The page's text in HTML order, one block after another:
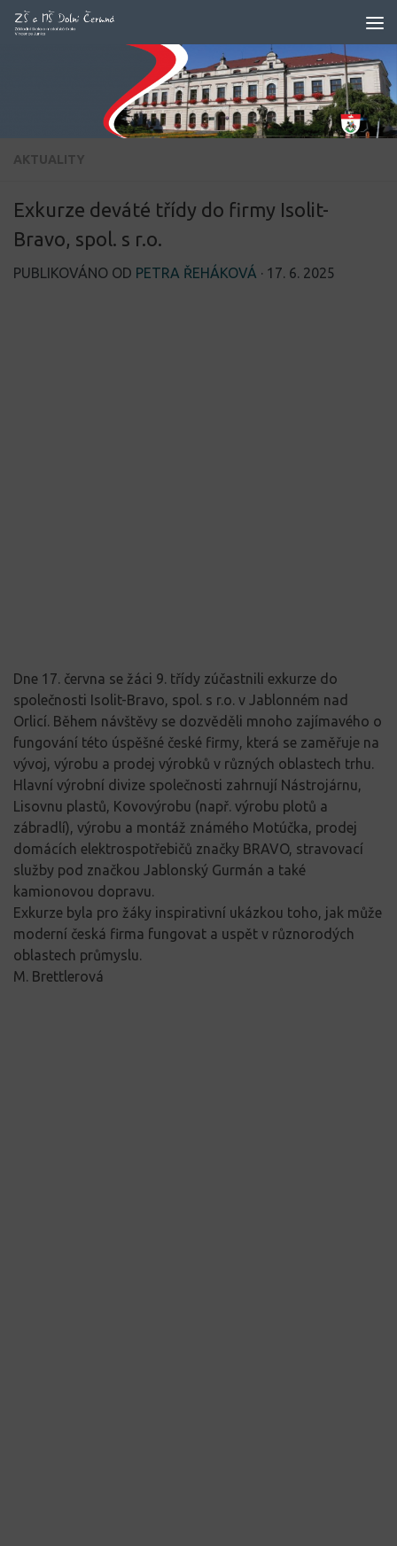
Skip to content
AKTUALITY
Exkurze deváté třídy do firmy Isolit-
Bravo, spol. s r.o.
PUBLIKOVÁNO OD PETRA ŘEHÁKOVÁ · 17. 6. 2025
Dne 17. června se žáci 9. třídy zúčastnili exkurze do
společnosti Isolit-Bravo, spol. s r.o. v Jablonném nad
Orlicí. Během návštěvy se dozvěděli mnoho zajímavého o
fungování této úspěšné české firmy, která se zaměřuje na
vývoj, výrobu a prodej výrobků v různých oblastech trhu.
Hlavní výrobní divize společnosti zahrnují Nástrojárnu,
Lisovnu plastů, Kovovýrobu (např. výrobu plotů a
zábradlí), výrobu a montáž známého Motúčka, prodej
domácích elektrospotřebičů značky BRAVO, stravovací
služby pod značkou Jablonský Gurmán a také
kamionovou dopravu.
Exkurze byla pro žáky inspirativní ukázkou toho, jak může
moderní česká firma fungovat a uspět v různorodých
oblastech průmyslu.
M. Brettlerová